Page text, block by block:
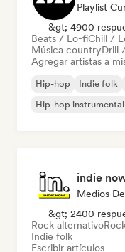
Playlist
&gt; 4900
Beats / Lo-fiChill /
Música countryDrill
Agregar artistas a
Hip-hop Indie folk
Hip-hop instrumental
indie
Medios
&gt; 2400
Rock alternativo
Indie folk
Escribir artículos